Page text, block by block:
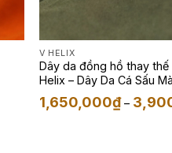
V HELIX
Dây da đồng hồ thay
Helix – Dây Da Cá Sấu
1,650,000₫ –